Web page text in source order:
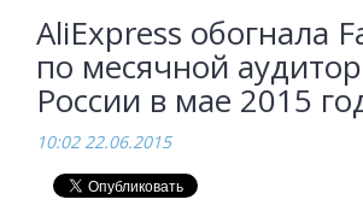
AliExpress обогнала
по месячной
России в мае 2015
10:02 22.06.2015